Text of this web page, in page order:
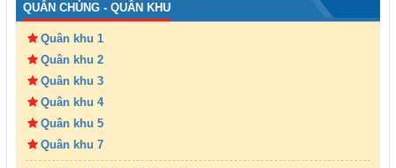
QUÂN CHỦNG - QUÂN KHU
Quân khu 1
Quân khu 2
Quân khu 3
Quân khu 4
Quân khu 5
Quân khu 7